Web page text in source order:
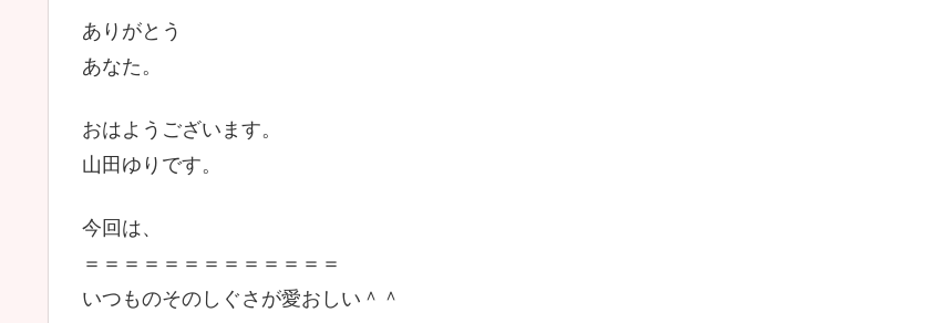
ありがとう
あなた。
おはようございます。
山田ゆりです。
今回は、
＝＝＝＝＝＝＝＝＝＝＝＝＝
いつものそのしぐさが愛おしい＾＾